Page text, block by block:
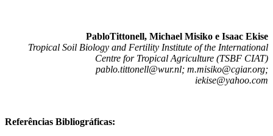
PabloTittonell, Michael Misiko e Isaac Ekise
Tropical Soil Biology and Fertility Institute of the International
Centre for Tropical Agriculture (TSBF CIAT)
pablo.tittonell@wur.nl; m.misiko@cgiar.org;
iekise@yahoo.com
Referências Bibliográficas: